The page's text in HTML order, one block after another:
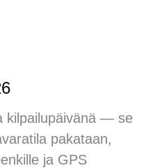
kilpailupäivänä — se
pakataan,
ja GPS